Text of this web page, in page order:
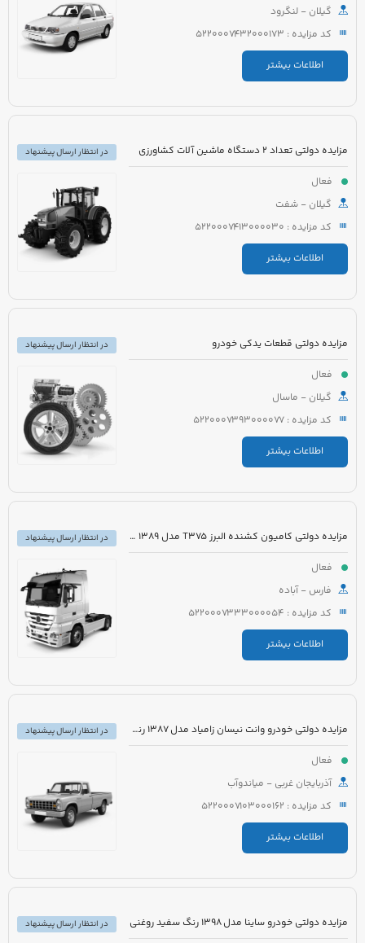
گیلان - لنگرود
کد مزایده : 5220007432000173
اطلاعات بیشتر
مزایده دولتی تعداد 2 دستگاه ماشین آلات کشاورزی
فعال
گیلان - شفت
کد مزایده : 5220007413000030
اطلاعات بیشتر
در انتظار ارسال پیشنهاد
مزایده دولتی قطعات یدکی خودرو
فعال
گیلان - ماسال
کد مزایده : 5220007393000077
اطلاعات بیشتر
در انتظار ارسال پیشنهاد
مزایده دولتی کامیون کشنده البرز T375 مدل 1389 رنگ سفید
فعال
فارس - آباده
کد مزایده : 5220007333000054
اطلاعات بیشتر
در انتظار ارسال پیشنهاد
مزایده دولتی خودرو وانت نیسان زامیاد مدل 1387 رنگ آبی
فعال
آذربایجان غربی - میاندوآب
کد مزایده : 5220007103000162
اطلاعات بیشتر
در انتظار ارسال پیشنهاد
مزایده دولتی خودرو ساینا مدل 1398 رنگ سفید روغنی در انتظار ارسال پیشنهاد